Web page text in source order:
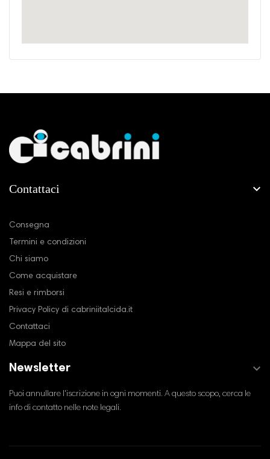
Contattaci 
Consegna
Termini e condizioni
Chi siamo
Come acquistare
Resi e rimborsi
Privacy Policy di cabriniitalcida.it
Contattaci
Mappa del sito
Newsletter 
Puoi annullare l'iscrizione in ogni momenti. A questo scopo, cerca le
info di contatto nelle note legali.